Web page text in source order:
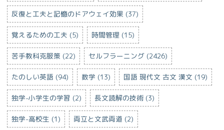
反復と工夫と記憶のドアウェイ効果 (37)
覚えるための工夫 (5) 時間管理 (15)
苦手教科克服策 (22) セルフラーニング (2426)
たのしい英語 (94) 数学 (13) 国語 現代文 古文 漢文 (19)
独学-小学生の学習 (2) 長文読解の技術 (3)
独学-高校生 (1) 両立と文武両道 (2)